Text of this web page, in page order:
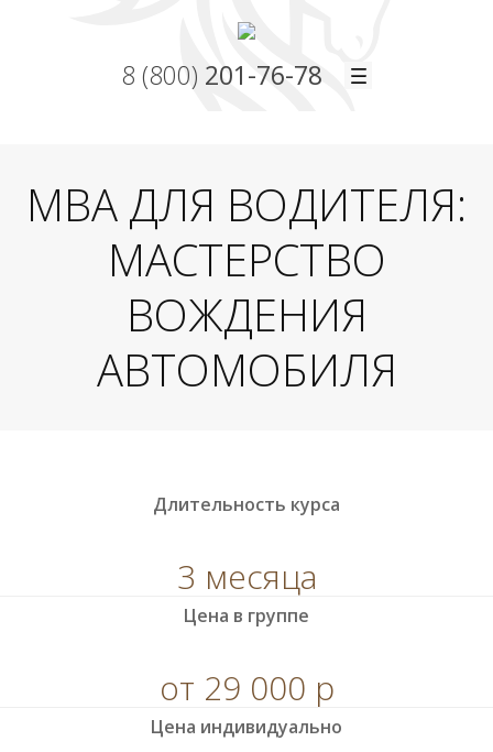
8 (800) 201-76-78
МВА ДЛЯ ВОДИТЕЛЯ:
МАСТЕРСТВО
ВОЖДЕНИЯ
АВТОМОБИЛЯ
Длительность курса
3 месяца
Цена в группе
от 29 000 р
Цена индивидуально